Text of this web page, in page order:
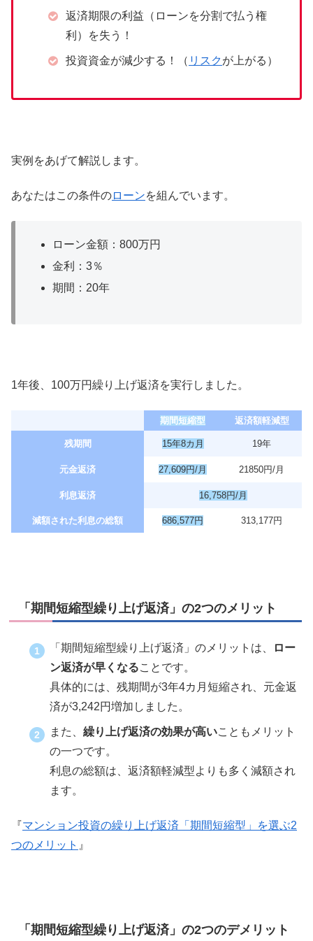
返済期限の利益（ローンを分割で払う権
利）を失う！
投資資金が減少する！（ リスクが上がる）
実例をあげて解説します。
あなたはこの条件のローンを組んでいます。
ローン金額：800万円
金利：3％
期間：20年
1年後、100万円繰り上げ返済を実行しました。
期間短縮型 返済額軽減型
残期間 15年8カ月 19年
元金返済 27,609円/月 21850円/月
利息返済 16,758円/月
減額された利息の総額 686,577円 313,177円
「期間短縮型繰り上げ返済」の2つのメリット
「期間短縮型繰り上げ返済」のメリットは、
ロー
ン返済が早くなることです。
具体的には、残期間が3年4カ月短縮され、元金返
済が3,242円増加しました。
また、 繰り上げ返済の効果が高いこともメリット
の一つです。
利息の総額は、返済額軽減型よりも多く減額され
ます。
『マンション投資の繰り上げ返済「期間短縮型」を選ぶ2
つのメリット 』
「期間短縮型繰り上げ返済」の2つのデメリット